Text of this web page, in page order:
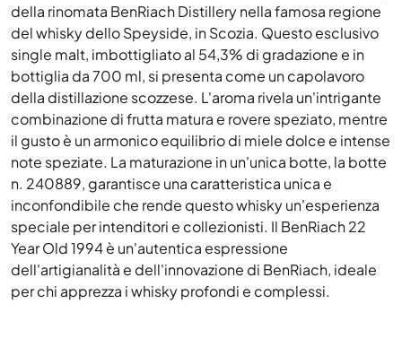
della rinomata BenRiach Distillery nella famosa regione
del whisky dello Speyside, in Scozia. Questo esclusivo
single malt, imbottigliato al 54,3% di gradazione e in
bottiglia da 700 ml, si presenta come un capolavoro
della distillazione scozzese. L'aroma rivela un'intrigante
combinazione di frutta matura e rovere speziato, mentre
il gusto è un armonico equilibrio di miele dolce e intense
note speziate. La maturazione in un'unica botte, la botte
n. 240889, garantisce una caratteristica unica e
inconfondibile che rende questo whisky un'esperienza
speciale per intenditori e collezionisti. Il BenRiach 22
Year Old 1994 è un'autentica espressione
dell'artigianalità e dell'innovazione di BenRiach, ideale
per chi apprezza i whisky profondi e complessi.